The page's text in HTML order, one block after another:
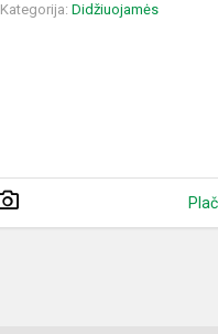
Kategorija:Didžiuojamės